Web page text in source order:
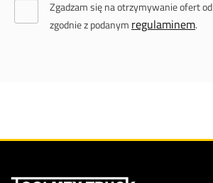
Zgadzam się na otrzymywanie ofert od
zgodnie z podanym regulaminem.